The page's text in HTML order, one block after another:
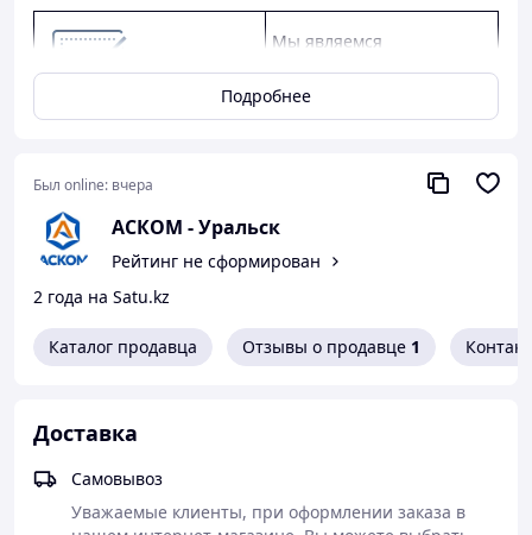
Мы являемся
КАМАЗ, ГАЗ, УАЗ.
качество от заводов-
оптовым клиентам.
Подробнее
Был online: вчера
АСКОМ - Уральск
Рейтинг не сформирован
2 года на Satu.kz
Каталог продавца Отзывы о продавце 1
Доставка
Самовывоз
Уважаемые клиенты, при оформлении заказа в